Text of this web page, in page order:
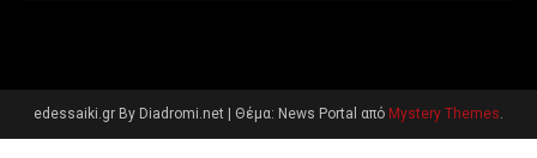
edessaiki.gr By Diadromi.net Θέμα: News Portal από Mystery Themes.